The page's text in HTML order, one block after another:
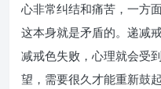
心非常纠结和痛苦，一方
这本身就是矛盾的。递减
减戒色失败，心理就会受
望，需要很久才能重新鼓